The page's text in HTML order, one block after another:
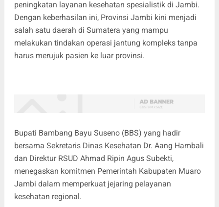
peningkatan layanan kesehatan spesialistik di Jambi.
Dengan keberhasilan ini, Provinsi Jambi kini menjadi
salah satu daerah di Sumatera yang mampu
melakukan tindakan operasi jantung kompleks tanpa
harus merujuk pasien ke luar provinsi.
Bupati Bambang Bayu Suseno (BBS) yang hadir
bersama Sekretaris Dinas Kesehatan Dr. Aang Hambali
dan Direktur RSUD Ahmad Ripin Agus Subekti,
menegaskan komitmen Pemerintah Kabupaten Muaro
Jambi dalam memperkuat jejaring pelayanan
kesehatan regional.